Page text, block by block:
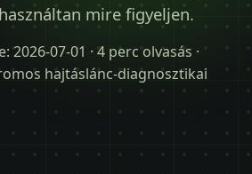
+36 30 680 7511
mire figyeljen.
2026-07-01 · 4 perc olvasás ·
hajtáslánc-diagnosztikai